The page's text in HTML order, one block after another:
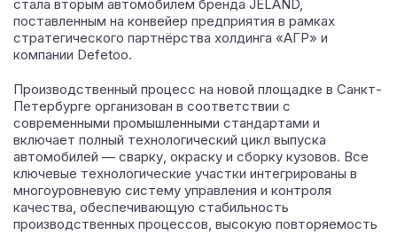
стала вторым автомобилем бренда JELAND,
поставленным на конвейер предприятия в рамках
стратегического партнёрства холдинга «АГР» и
компании Defetoo.
Производственный процесс на новой площадке в Санкт-
Петербурге организован в соответствии с
современными промышленными стандартами и
включает полный технологический цикл выпуска
автомобилей — сварку, окраску и сборку кузовов. Все
ключевые технологические участки интегрированы в
многоуровневую систему управления и контроля
качества, обеспечивающую стабильность
производственных процессов, высокую повторяемость